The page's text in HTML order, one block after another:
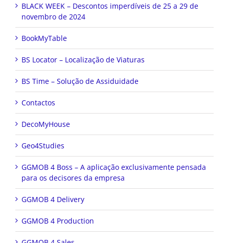
BLACK WEEK – Descontos imperdíveis de 25 a 29 de
novembro de 2024
BookMyTable
BS Locator – Localização de Viaturas
BS Time – Solução de Assiduidade
Contactos
DecoMyHouse
Geo4Studies
GGMOB 4 Boss – A aplicação exclusivamente pensada
para os decisores da empresa
GGMOB 4 Delivery
GGMOB 4 Production